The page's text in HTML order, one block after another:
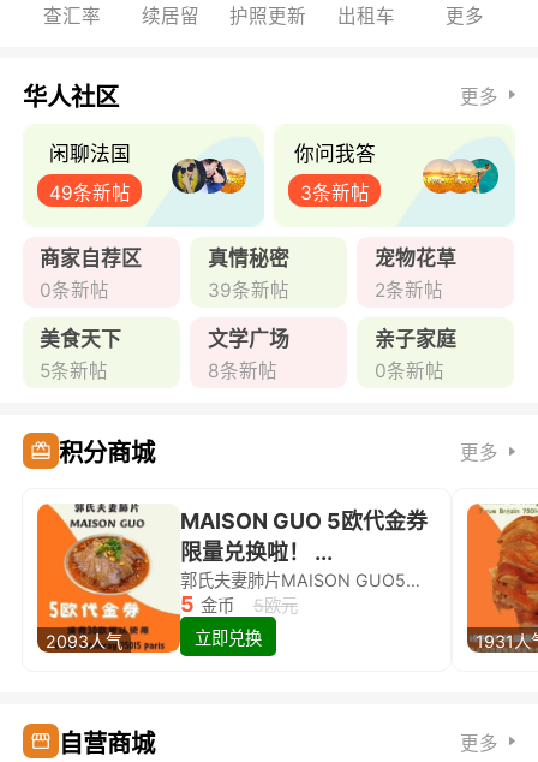
查汇率 续居留 护照更新 出租车 更多
华人社区 更多
闲聊法国
49条新帖
你问我答
3条新帖
商家自荐区
0条新帖
真情秘密
39条新帖
宠物花草
2条新帖
美食天下
5条新帖
文学广场
8条新帖
亲子家庭
0条新帖
积分商城 更多
2093人气
MAISON GUO 5欧代金券
限量兑换啦！ ...
郭氏夫妻肺片MAISON GUO5欧代金券限量兑换啦！
5 金币
5欧元
立即兑换
1931人
自营商城 更多